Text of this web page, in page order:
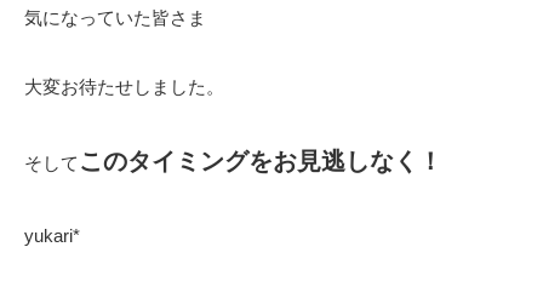
気になっていた皆さま
大変お待たせしました。
そして このタイミングをお見逃しなく！
yukari*